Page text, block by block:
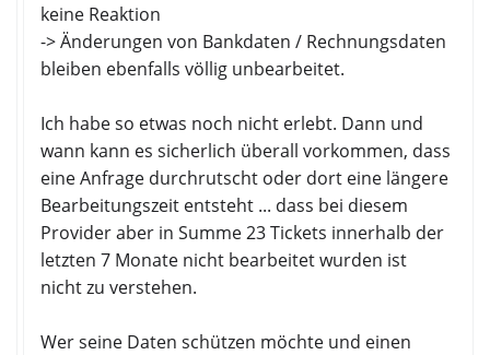
keine Reaktion
-> Änderungen von Bankdaten / Rechnungsdaten
bleiben ebenfalls völlig unbearbeitet.
Ich habe so etwas noch nicht erlebt. Dann und
wann kann es sicherlich überall vorkommen, dass
eine Anfrage durchrutscht oder dort eine längere
Bearbeitungszeit entsteht ... dass bei diesem
Provider aber in Summe 23 Tickets innerhalb der
letzten 7 Monate nicht bearbeitet wurden ist
nicht zu verstehen.
Wer seine Daten schützen möchte und einen